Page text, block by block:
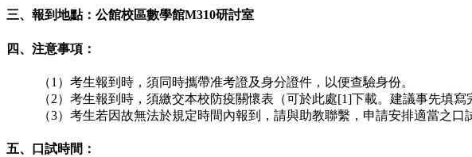
三、報到地點：公館校區數學館M310研討室
四、注意事項：
（1）考生報到時，須同時攜帶准考證及身分證件，以便查驗身份。
（2）考生報到時，須繳交本校防疫關懷表（可於此處[1]下載。建議事先填
（3）考生若因故無法於規定時間內報到，請與助教聯繫，申請安排適當之口
五、口試時間：